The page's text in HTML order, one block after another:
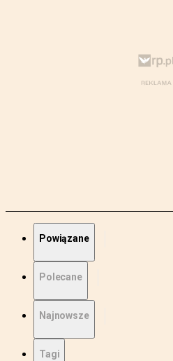
Powiązane
Polecane
Najnowsze
Tagi